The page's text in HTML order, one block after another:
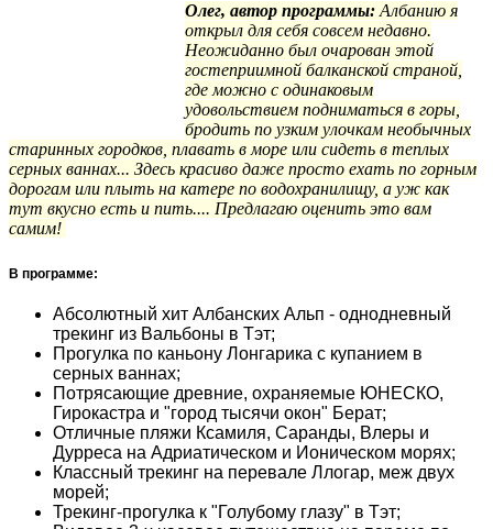
Олег, автор программы: Албанию я
открыл для себя совсем недавно.
Неожиданно был очарован этой
гостеприимной балканской страной,
где можно с одинаковым
удовольствием подниматься в горы,
бродить по узким улочкам необычных
старинных городков, плавать в море или сидеть в теплых
серных ваннах... Здесь красиво даже просто ехать по горным
дорогам или плыть на катере по водохранилищу, а уж как
тут вкусно есть и пить.... Предлагаю оценить это вам
самим!
В программе:
Абсолютный хит Албанских Альп - однодневный
трекинг из Вальбоны в Тэт;
Прогулка по каньону Лонгарика с купанием в
серных ваннах;
Потрясающие древние, охраняемые ЮНЕСКО,
Гирокастра и "город тысячи окон" Берат;
Отличные пляжи Ксамиля, Саранды, Влеры и
Дурреса на Адриатическом и Ионическом морях;
Классный трекинг на перевале Ллогар, меж двух
морей;
Трекинг-прогулка к "Голубому глазу" в Тэт;